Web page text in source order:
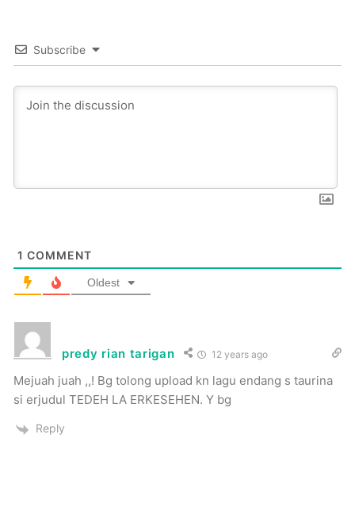
Subscribe
1 COMMENT
Oldest
predy rian tarigan 12 years ago
Mejuah juah ,,! Bg tolong upload kn lagu endang s taurina
si erjudul TEDEH LA ERKESEHEN. Y bg
Reply